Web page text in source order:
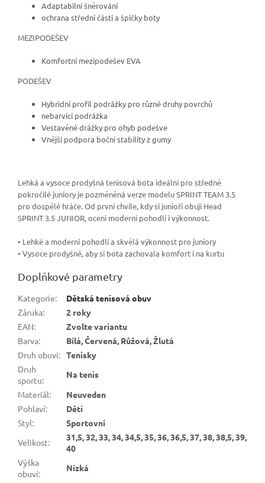
Adaptabilní šněrování
ochrana střední části a špičky boty
MEZIPODEŠEV
Komfortní mezipodešev EVA
PODEŠEV
Hybridní profil podrážky pro různé druhy povrchů
nebarvící podrážka
Vestavěné drážky pro ohyb podešve
Vnější podpora boční stability z gumy
Lehká a vysoce prodyšná tenisová bota ideální pro středně
pokročilé juniory je pozměněná verze modelu SPRINT TEAM 3.5
pro dospělé hráče. Od první chvíle, kdy si junioři obují Head
SPRINT 3.5 JUNIOR, ocení moderní pohodlí i výkonnost.
• Lehké a moderní pohodlí a skvělá výkonnost pro juniory
• Vysoce prodyšné, aby si bota zachovala komfort i na kurtu
Doplňkové parametry
Kategorie:
Dětská tenisová obuv
Záruka:
2 roky
EAN:
Zvolte variantu
Barva:
Bílá, Červená, Růžová, Žlutá
Druh obuvi: Tenisky
Druh
sportu:
Na tenis
Materiál:
Neuveden
Pohlaví:
Děti
Styl:
Sportovní
Velikost:
31,5, 32, 33, 34, 34,5, 35, 36, 36,5, 37, 38, 38,5, 39,
40
Výška
obuvi:
Nízká